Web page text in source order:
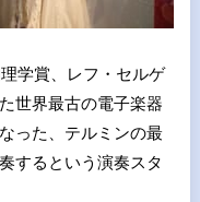
学賞、レフ・セルゲ
世界最古の電子楽器
った、テルミンの最
するという演奏スタ